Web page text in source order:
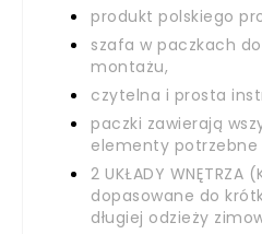
produkt polskiego
szafa w paczkach
montażu,
czytelna i prosta
paczki zawierają
elementy
2 UKŁADY
dopasowane do
długiej odzieży